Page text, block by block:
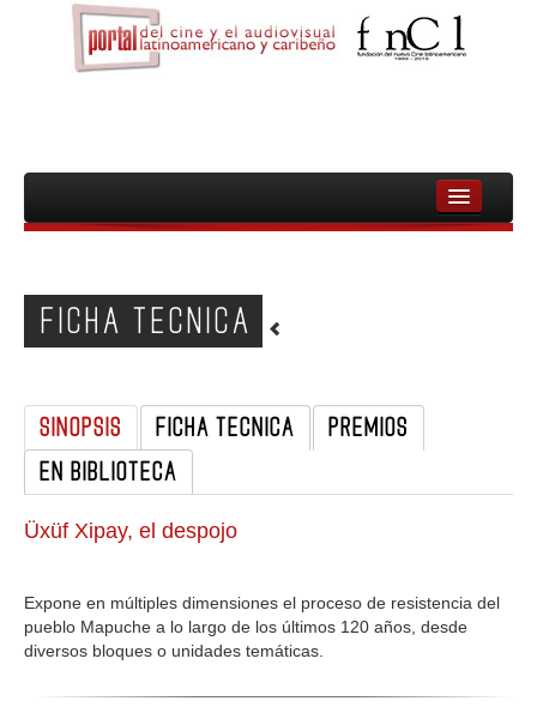
INICIO
PELICULAS
DOCUMENTALES
MUJERES
AUDIOVISUAL INDIGENA Y COMUNITARIO
FICHA TECNICA
SINOPSIS FICHA TECNICA
PREMIOS
EN BIBLIOTECA
Üxüf Xipay, el despojo
Expone en múltiples dimensiones el proceso de resistencia del
pueblo Mapuche a lo largo de los últimos 120 años, desde
diversos bloques o unidades temáticas.